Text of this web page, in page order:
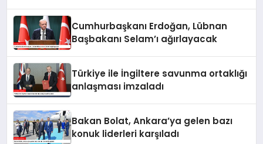
Cumhurbaşkanı Erdoğan, Lübnan
Başbakanı Selam’ı ağırlayacak
Türkiye ile İngiltere savunma ortaklığı
anlaşması imzaladı
Bakan Bolat, Ankara’ya gelen bazı
konuk liderleri karşıladı